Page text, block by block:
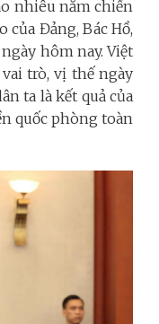
nhiêu năm chiến
Đảng, Bác Hồ,
hôm nay. Việt
trò, vị thế ngày
ta là kết quả của
quốc phòng toàn